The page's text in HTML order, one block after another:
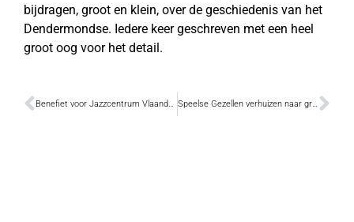
bijdragen, groot en klein, over de geschiedenis van het
Dendermondse. Iedere keer geschreven met een heel
groot oog voor het detail.
Benefiet voor Jazzcentrum Vlaanderen Speelse Gezellen verhuizen naar grotere locatie